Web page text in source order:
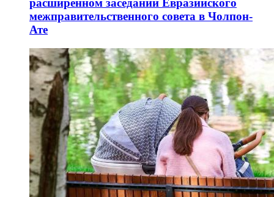
расширенном заседании Евразийского
межправительственного совета в Чолпон-
Ате